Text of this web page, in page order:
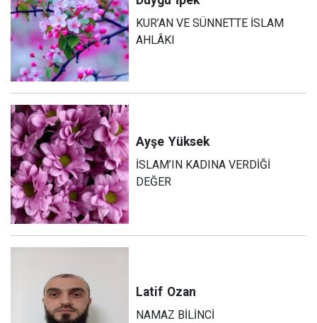
KUR’AN VE SÜNNETTE İSLAM
AHLÂKI
Ayşe Yüksek
İSLAM’IN KADINA VERDİĞİ
DEĞER
Latif Ozan
NAMAZ BİLİNCİ